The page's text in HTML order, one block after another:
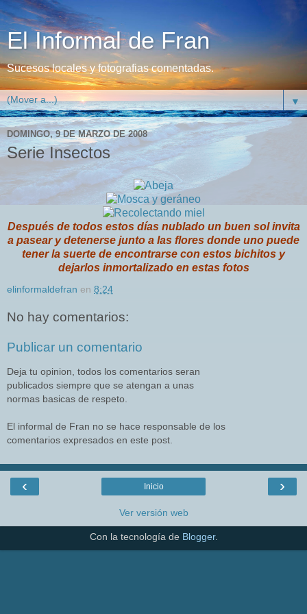
El Informal de Fran
Sucesos locales y fotografias comentadas.
▼
DOMINGO, 9 DE MARZO DE 2008
Serie Insectos
Después de todos estos días nublado un buen sol invita
a pasear y detenerse junto a las flores donde uno puede
tener la suerte de encontrarse con estos bichitos y
dejarlos inmortalizado en estas fotos
elinformaldefran en 8:24
No hay comentarios:
Publicar un comentario
Deja tu opinion, todos los comentarios seran
publicados siempre que se atengan a unas
normas basicas de respeto.
El informal de Fran no se hace responsable de los
comentarios expresados en este post.
‹ ›
Inicio
Ver versión web
Con la tecnología de Blogger.